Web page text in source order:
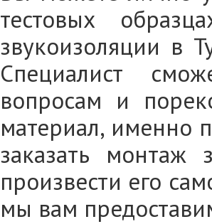
тестовых
звукоизоляции в
Специалист
вопросам и
материал, именно
заказать монтаж
произвести его
мы вам